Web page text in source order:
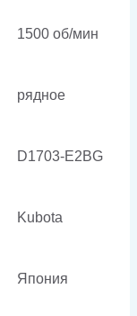
1500 об/мин
рядное
D1703-E2BG
Kubota
Япония